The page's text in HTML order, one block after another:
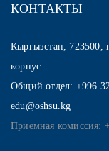
КОНТАКТЫ
Кыргызстан,
корпус
Общий отдел: +996
edu@oshsu.kg
Приемная комиссия: